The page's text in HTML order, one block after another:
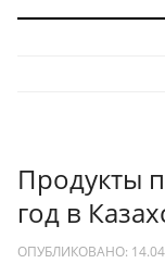
Продукты
год в
ОПУБЛИКОВАНО: